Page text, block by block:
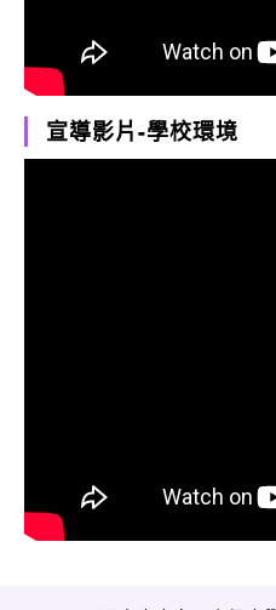
宣導影片-學校環境